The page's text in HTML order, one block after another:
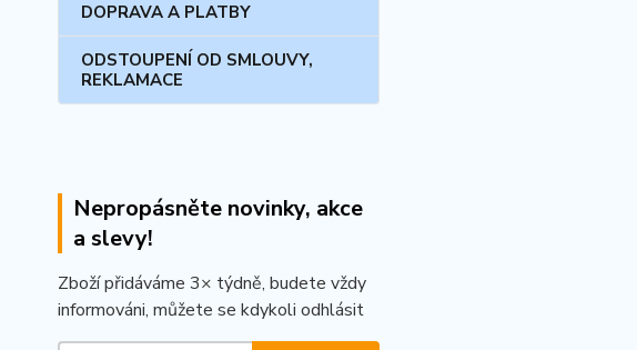
DOPRAVA A PLATBY
ODSTOUPENÍ OD SMLOUVY,
REKLAMACE
Nepropásněte novinky, akce
a slevy!
Zboží přidáváme 3× týdně, budete vždy
informováni, můžete se kdykoli odhlásit